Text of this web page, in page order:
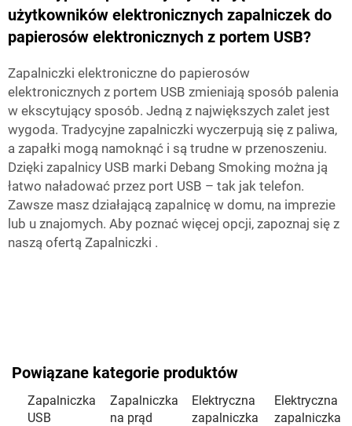
użytkowników elektronicznych zapalniczek do
papierosów elektronicznych z portem USB?
Zapalniczki elektroniczne do papierosów
elektronicznych z portem USB zmieniają sposób palenia
w ekscytujący sposób. Jedną z największych zalet jest
wygoda. Tradycyjne zapalniczki wyczerpują się z paliwa,
a zapałki mogą namoknąć i są trudne w przenoszeniu.
Dzięki zapalnicy USB marki Debang Smoking można ją
łatwo naładować przez port USB – tak jak telefon.
Zawsze masz działającą zapalnicę w domu, na imprezie
lub u znajomych. Aby poznać więcej opcji, zapoznaj się z
naszą ofertą Zapalniczki .
Powiązane kategorie produktów
Zapalniczka
USB
Zapalniczka
na prąd
Elektryczna
zapalniczka
Elektryczna
zapalniczka